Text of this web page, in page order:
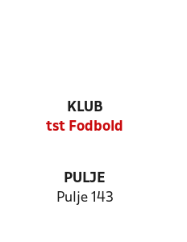
KLUB
tst Fodbold
PULJE
Pulje 143